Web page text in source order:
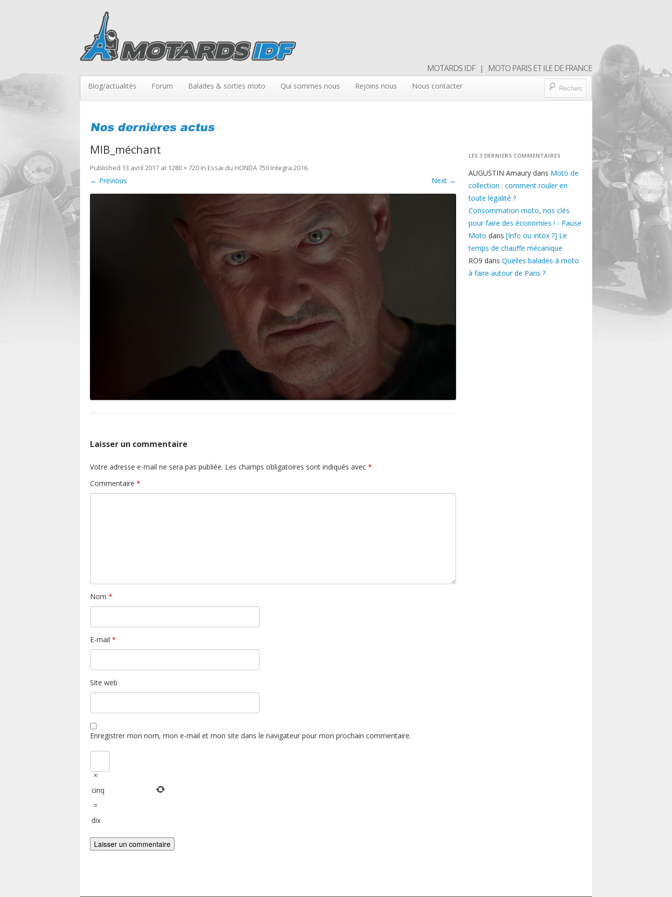
MOTARDS IDF | MOTO PARIS ET ILE DE FRANCE
Blog/actualités Forum Balades & sorties moto Qui sommes nous Rejoins nous Nous contacter
MIB_méchant
Published 13 avril 2017 at 1280 × 720 in Essai du HONDA 750 Integra 2016.
← Previous Next →
Laisser un commentaire
Votre adresse e-mail ne sera pas publiée. Les champs obligatoires sont indiqués avec *
Commentaire *
Nom *
E-mail *
Site web
Enregistrer mon nom, mon e-mail et mon site dans le navigateur pour mon prochain commentaire.
×
cinq
=
dix
LES 3 DERNIERS COMMENTAIRES
AUGUSTIN Amaurydans Moto de
collection : comment rouler en
toute légalité ?
Consommation moto, nos clés
pour faire des économies ! - Pause
Moto dans [Info ou intox ?] Le
temps de chauffe mécanique
RO9 dans Quelles balades à moto
à faire autour de Paris ?